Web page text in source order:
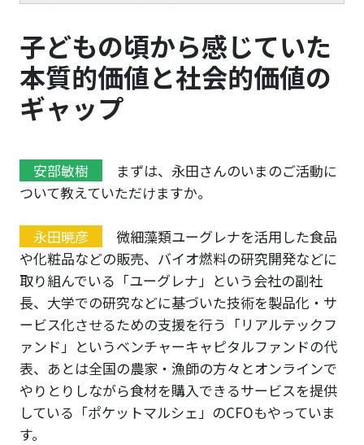
子どもの頃から感じていた
本質的価値と社会的価値の
ギャップ
安部敏樹
まずは、永田さんのいまのご活動に
ついて教えていただけますか。
永田暁彦
微細藻類ユーグレナを活用した食品
や化粧品などの販売、バイオ燃料の研究開発などに
取り組んでいる「ユーグレナ」という会社の副社
長、大学での研究などに基づいた技術を製品化・サ
ービス化させるための支援を行う「リアルテックフ
ァンド」というベンチャーキャピタルファンドの代
表、あとは全国の農家・漁師の方々とオンラインで
やりとりしながら食材を購入できるサービスを提供
している「ポケットマルシェ」のCFOもやっていま
す。